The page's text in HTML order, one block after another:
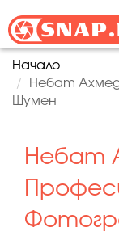
Начало
Небат
Шумен
Небат